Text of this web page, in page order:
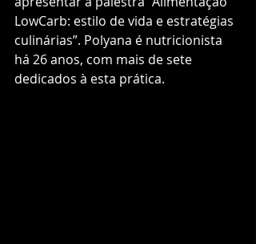
LowCarb: estilo de vida e estratégias
culinárias”. Polyana é nutricionista
há 26 anos, com mais de sete
dedicados à esta prática.